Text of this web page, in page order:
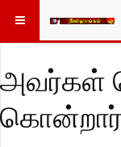
அவர்கள்